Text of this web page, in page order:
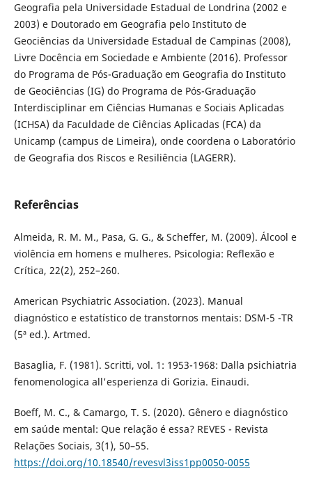
Geografia pela Universidade Estadual de Londrina (2002 e
2003) e Doutorado em Geografia pelo Instituto de
Geociências da Universidade Estadual de Campinas (2008),
Livre Docência em Sociedade e Ambiente (2016). Professor
do Programa de Pós-Graduação em Geografia do Instituto
de Geociências (IG) do Programa de Pós-Graduação
Interdisciplinar em Ciências Humanas e Sociais Aplicadas
(ICHSA) da Faculdade de Ciências Aplicadas (FCA) da
Unicamp (campus de Limeira), onde coordena o Laboratório
de Geografia dos Riscos e Resiliência (LAGERR).
Referências
Almeida, R. M. M., Pasa, G. G., & Scheffer, M. (2009). Álcool e
violência em homens e mulheres. Psicologia: Reflexão e
Crítica, 22(2), 252–260.
American Psychiatric Association. (2023). Manual
diagnóstico e estatístico de transtornos mentais: DSM-5 -TR
(5ª ed.). Artmed.
Basaglia, F. (1981). Scritti, vol. 1: 1953-1968: Dalla psichiatria
fenomenologica all'esperienza di Gorizia. Einaudi.
Boeff, M. C., & Camargo, T. S. (2020). Gênero e diagnóstico
em saúde mental: Que relação é essa? REVES - Revista
Relações Sociais, 3(1), 50–55.
https://doi.org/10.18540/revesvl3iss1pp0050-0055